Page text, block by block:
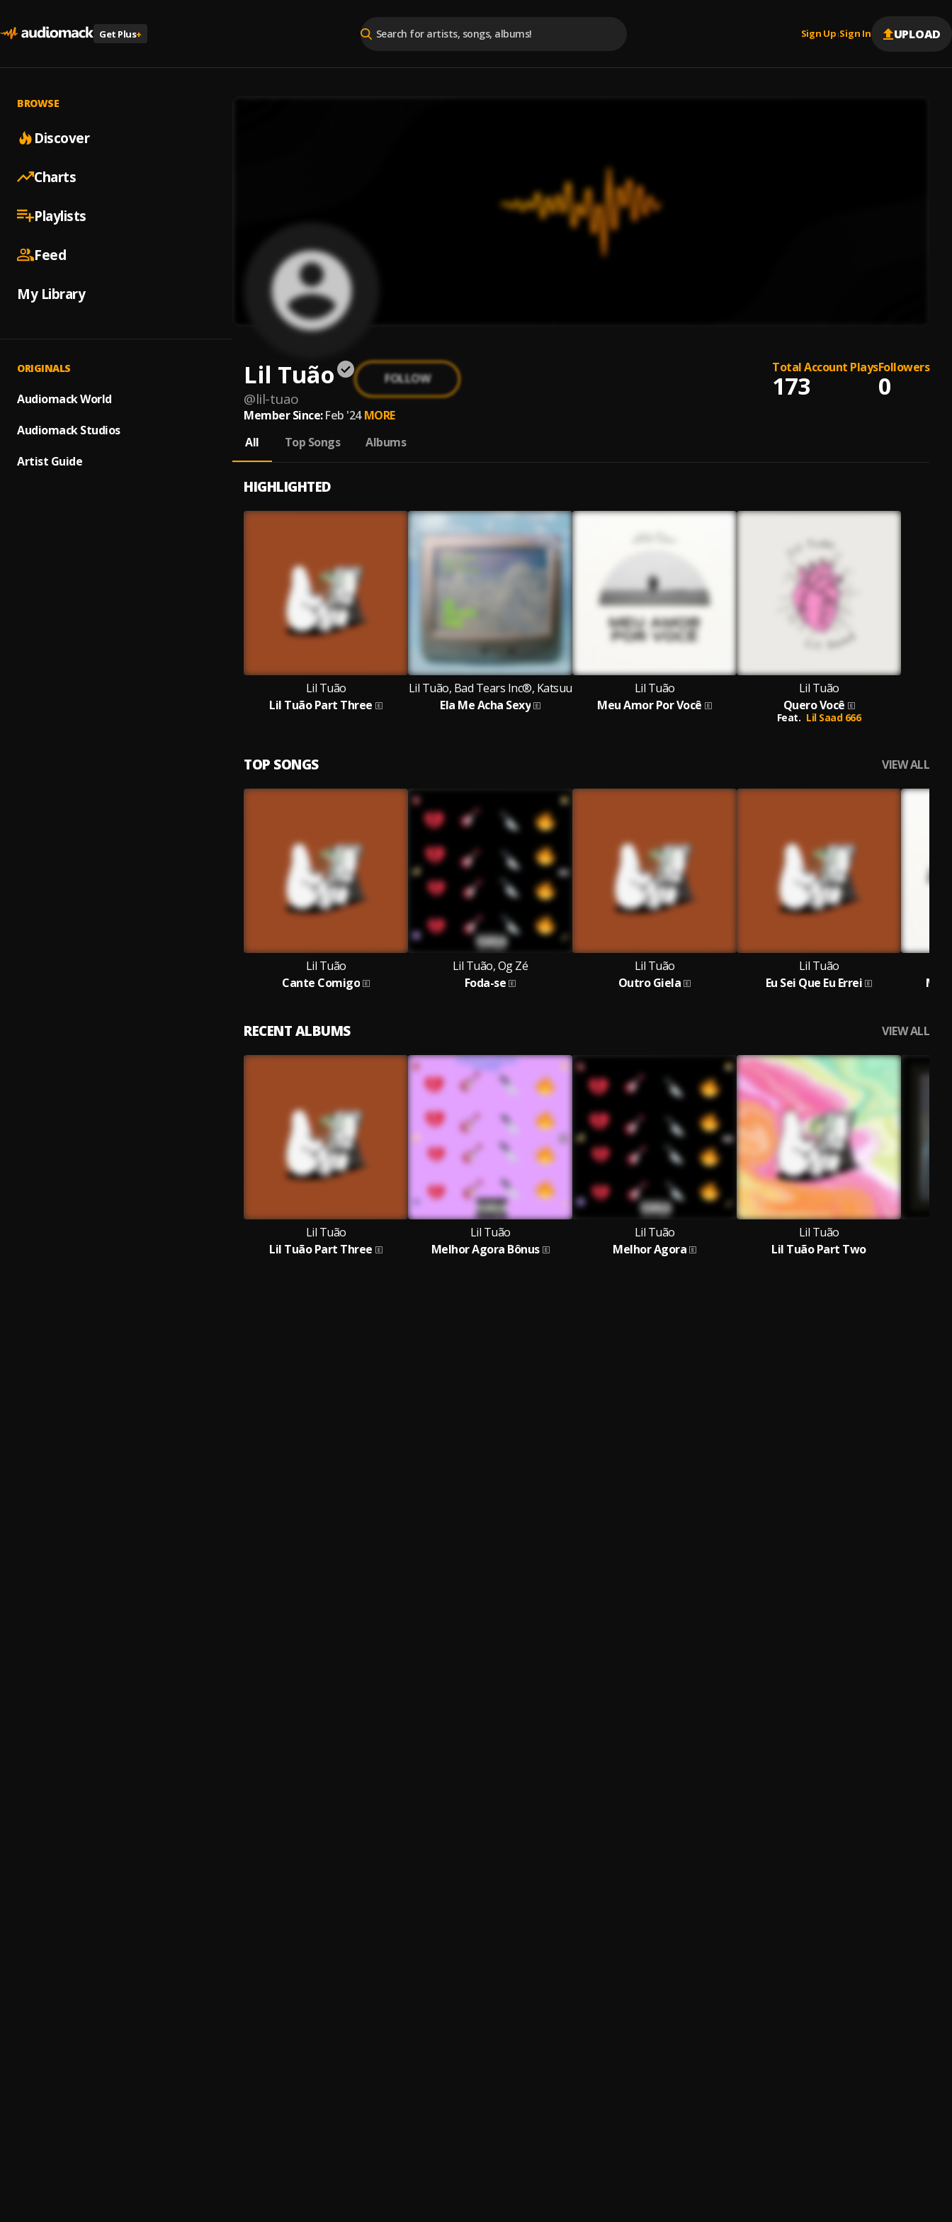
Get Plus+ Sign Up |Sign In UPLOAD
BROWSE
Discover
Charts
Playlists
Feed
My Library
ORIGINALS
Audiomack World
Audiomack Studios
Artist Guide
Lil Tuão
@lil-tuao
FOLLOW
Total Account Plays
173
Followers
0
Member Since: Feb '24 MORE
All
Top Songs Albums
HIGHLIGHTED
Lil Tuão
Lil Tuão Part Three
Lil Tuão, Bad Tears Inc®, Katsuu
Ela Me Acha Sexy
Lil Tuão
Meu Amor Por Você
Lil Tuão
Quero Você
Feat. Lil Saad 666
TOP SONGS VIEW ALL
Lil Tuão
Cante Comigo
Lil Tuão, Og Zé
Foda-se
Lil Tuão
Outro Giela
Lil Tuão
Eu Sei Que Eu Errei
Meu
RECENT ALBUMS VIEW ALL
Lil Tuão
Lil Tuão Part Three
Lil Tuão
Melhor Agora Bônus
Lil Tuão
Melhor Agora
Lil Tuão
Lil Tuão Part Two